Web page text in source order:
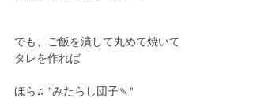
でも、ご飯を潰して丸めて焼いて
タレを作れば
ほら♫ "みたらし団子🍡"